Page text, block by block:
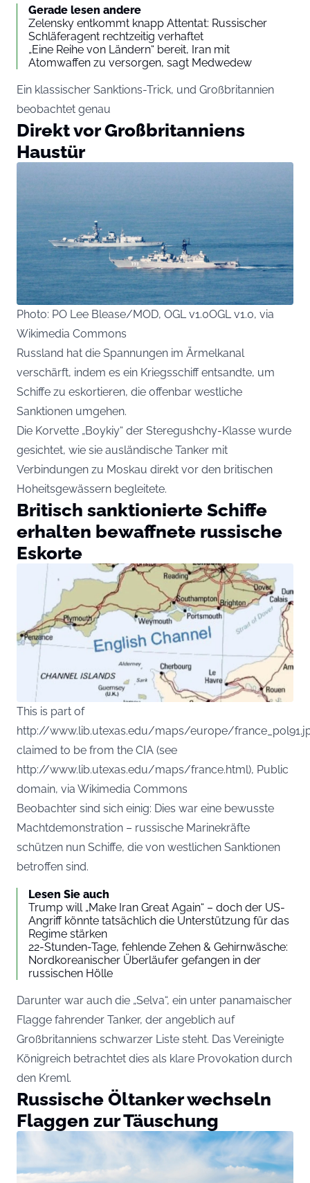
Gerade lesen andere
Zelensky entkommt knapp Attentat: Russischer
Schläferagent rechtzeitig verhaftet
„Eine Reihe von Ländern“ bereit, Iran mit
Atomwaffen zu versorgen, sagt Medwedew
Ein klassischer Sanktions-Trick, und Großbritannien
beobachtet genau
Direkt vor Großbritanniens
Haustür
Photo: PO Lee Blease/MOD, OGL v1.0OGL v1.0, via
Wikimedia Commons
Russland hat die Spannungen im Ärmelkanal
verschärft, indem es ein Kriegsschiff entsandte, um
Schiffe zu eskortieren, die offenbar westliche
Sanktionen umgehen.
Die Korvette „Boykiy“ der Steregushchy-Klasse wurde
gesichtet, wie sie ausländische Tanker mit
Verbindungen zu Moskau direkt vor den britischen
Hoheitsgewässern begleitete.
Britisch sanktionierte Schiffe
erhalten bewaffnete russische
Eskorte
This is part of
http://www.lib.utexas.edu/maps/europe/
claimed to be from the CIA (see
http://www.lib.utexas.edu/maps/france.html), Public
domain, via Wikimedia Commons
Beobachter sind sich einig: Dies war eine bewusste
Machtdemonstration – russische Marinekräfte
schützen nun Schiffe, die von westlichen Sanktionen
betroffen sind.
Lesen Sie auch
Trump will „Make Iran Great Again“ – doch der US-
Angriff könnte tatsächlich die Unterstützung für das
Regime stärken
22-Stunden-Tage, fehlende Zehen & Gehirnwäsche:
Nordkoreanischer Überläufer gefangen in der
russischen Hölle
Darunter war auch die „Selva“, ein unter panamaischer
Flagge fahrender Tanker, der angeblich auf
Großbritanniens schwarzer Liste steht. Das Vereinigte
Königreich betrachtet dies als klare Provokation durch
den Kreml.
Russische Öltanker wechseln
Flaggen zur Täuschung